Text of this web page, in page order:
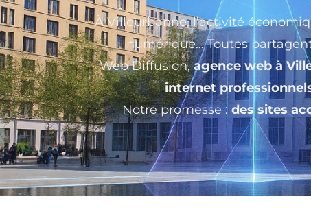
À Villeurbanne, l’activité
numérique… Toutes
Web Diffusion,agence web à
internet
Notre promesse : des sites